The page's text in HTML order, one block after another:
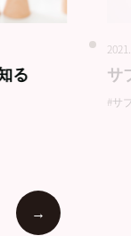
る サ
#サ